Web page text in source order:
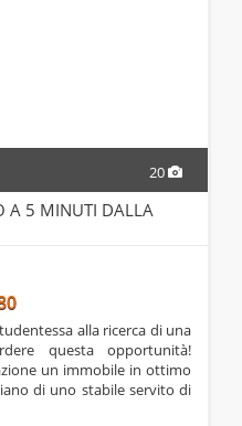
20
A 5 MINUTI DALLA
questa opportunità!
un immobile in ottimo
di uno stabile servito di